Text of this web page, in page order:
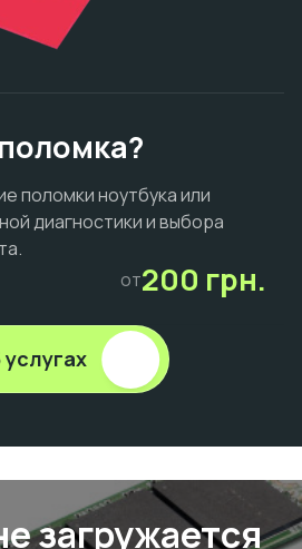
поломки ноутбука или
диагностики и выбора
от200 грн.
загружается